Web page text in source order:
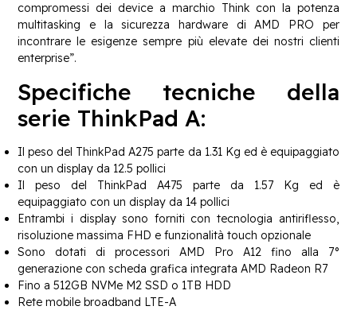
compromessi dei device a marchio Think con la potenza
multitasking e la sicurezza hardware di AMD PRO per
incontrare le esigenze sempre più elevate dei nostri clienti
enterprise”.
Specifiche tecniche della
serie ThinkPad A:
Il peso del ThinkPad A275 parte da 1.31 Kg ed è equipaggiato
con un display da 12.5 pollici
Il peso del ThinkPad A475 parte da 1.57 Kg ed è
equipaggiato con un display da 14 pollici
Entrambi i display sono forniti con tecnologia antiriflesso,
risoluzione massima FHD e funzionalità touch opzionale
Sono dotati di processori AMD Pro A12 fino alla 7°
generazione con scheda grafica integrata AMD Radeon R7
Fino a 512GB NVMe M2 SSD o 1TB HDD
Rete mobile broadband LTE-A